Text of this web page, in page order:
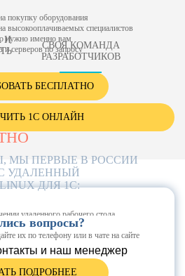
покупку оборудования
высокооплачиваемых специалистов
нужно именно вам
и серверов по запросу
БЕСПЛАТНО
МЫ ПЕРВЫЕ В РОССИИ
УДАЛЕННЫЙ
ДЛЯ 1С:
удаленного рабочего стола
их по телефону или в чате на сайте
ПОДРОБНЕЕ
И
СВОЯ КОМАНДА
РАЗРАБОТЧИКОВ
1С ОНЛАЙН
вопросы?
и наш менеджер